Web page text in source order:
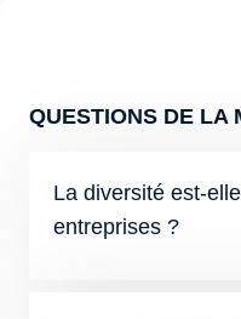
QUESTIONS DE LA
La diversité est-
entreprises ?